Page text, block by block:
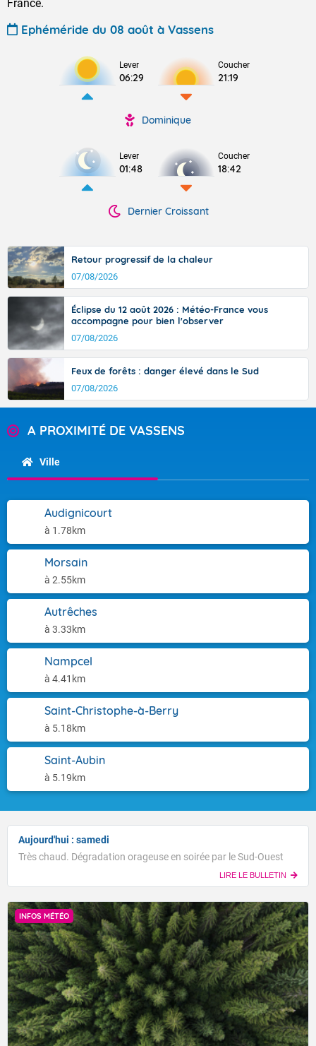
France.
Ephéméride du 08 août à Vassens
Lever
06:29
Coucher
21:19
Dominique
Lever
01:48
Coucher
18:42
Dernier Croissant
Retour progressif de la chaleur
07/08/2026
Éclipse du 12 août 2026 : Météo-France vous
accompagne pour bien l'observer
07/08/2026
Feux de forêts : danger élevé dans le Sud
07/08/2026
A PROXIMITÉ DE VASSENS
Ville
Audignicourt
à 1.78km
Morsain
à 2.55km
Autrêches
à 3.33km
Nampcel
à 4.41km
Saint-Christophe-à-Berry
à 5.18km
Saint-Aubin
à 5.19km
Aujourd'hui : samedi
Très chaud. Dégradation orageuse en soirée par le Sud-Ouest
LIRE LE BULLETIN
INFOS MÉTÉO